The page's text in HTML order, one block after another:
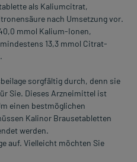
als Kaliumcitrat,
nach Umsetzung vor.
mmol Kalium-Ionen,
13,3 mmol Citrat-
sorgfältig durch, denn sie
Sie. Dieses Arzneimittel ist
einen bestmöglichen
Kalinor Brausetabletten
werden.
auf. Vielleicht möchten Sie